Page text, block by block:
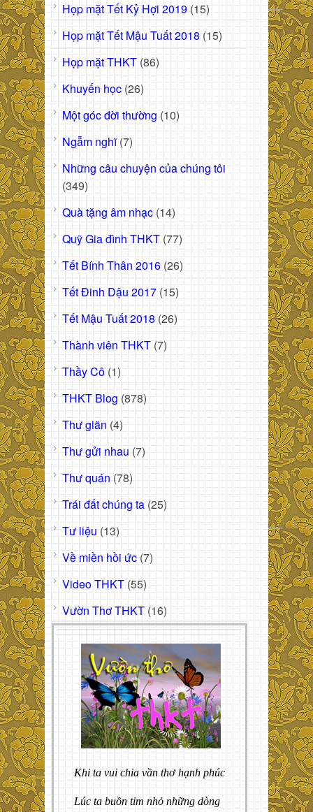
Họp mặt Tết Kỷ Hợi 2019 (15)
Họp mặt Tết Mậu Tuất 2018 (15)
Họp mặt THKT (86)
Khuyến học (26)
Một góc đời thường (10)
Ngẫm nghĩ(7)
Những câu chuyện của chúng tôi
(349)
Quà tặng âm nhạc (14)
Quỹ Gia đình THKT (77)
Tết Bính Thân 2016 (26)
Tết Đinh Dậu 2017 (15)
Tết Mậu Tuất 2018 (26)
Thành viên THKT (7)
Thầy Cô (1)
THKT Blog (878)
Thư giãn (4)
Thư gửi nhau (7)
Thư quán (78)
Trái đất chúng ta (25)
Tư liệu (13)
Về miền hồi ức (7)
Video THKT (55)
Vườn Thơ THKT (16)
Khi ta vui chia vần thơ hạnh phúc
Lúc ta buồn tim nhỏ những dòng